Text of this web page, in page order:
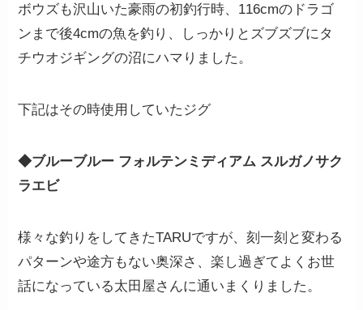
ボウズも沢山いた豪雨の初釣行時、116cmのドラゴ
ンまで後4cmの魚を釣り、しっかりとズブズブにタ
チウオジギングの沼にハマりました。
下記はその時使用していたジグ
◆ブルーブルー フォルテンミディアム スルガノサク
ラエビ
様々な釣りをしてきたTARUですが、刻一刻と変わる
パターンや途方もない奥深さ、楽し過ぎてよくお世
話になっている太田屋さんに通いまくりました。